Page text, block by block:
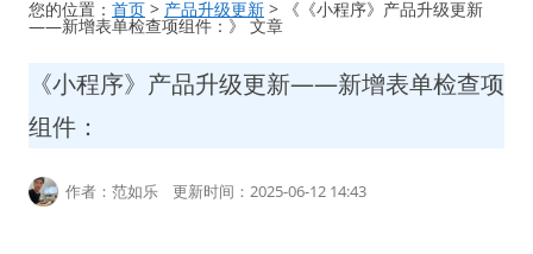
您的位置： 首页 > 产品升级更新 > 《《小程序》产品升级更新
——新增表单检查项组件：》 文章
《小程序》产品升级更新——新增表单检查项
组件：
作者：范如乐 更新时间：2025-06-12 14:43